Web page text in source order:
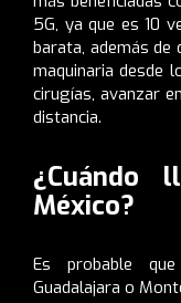
5G, ya que es 10
barata, además de
maquinaria desde
cirugías, avanzar
distancia.
México?
Es probable
Guadalajara o